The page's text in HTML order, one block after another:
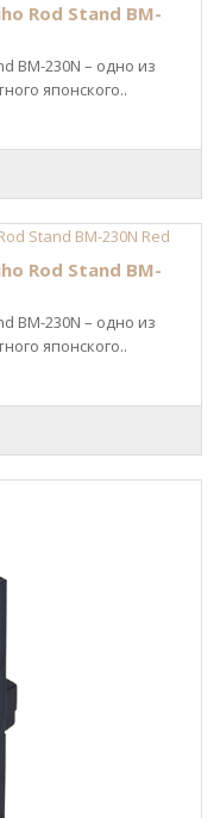
Rod Stand BM-
BM-230N – одно из
японского..
Rod Stand BM-
BM-230N – одно из
японского..